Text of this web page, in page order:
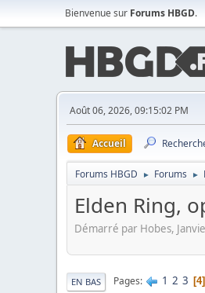
Bienvenue sur Forums HBGD.
Août 06, 2026, 09:15:02 PM
Accueil
Forums HBGD ► Forums ►
Elden Ring,
Démarré par Hobes,
EN BAS Pages 1 2 3 4